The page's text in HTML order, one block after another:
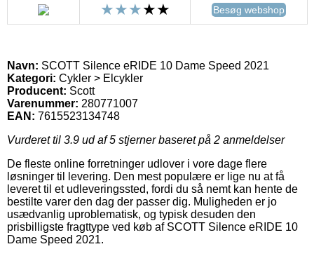
Besøg webshop
Navn: SCOTT Silence eRIDE 10 Dame Speed 2021
Kategori: Cykler > Elcykler
Producent: Scott
Varenummer: 280771007
EAN: 7615523134748
Vurderet til 3.9 ud af 5 stjerner baseret på 2 anmeldelser
De fleste online forretninger udlover i vore dage flere
løsninger til levering. Den mest populære er lige nu at få
leveret til et udleveringssted, fordi du så nemt kan hente de
bestilte varer den dag der passer dig. Muligheden er jo
usædvanlig uproblematisk, og typisk desuden den
prisbilligste fragttype ved køb af SCOTT Silence eRIDE 10
Dame Speed 2021.